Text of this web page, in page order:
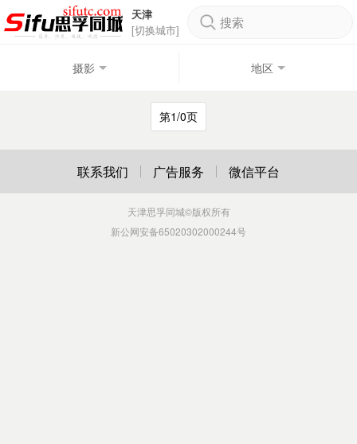
天津
[切换城市]
搜索
摄影 地区
第1/0页
联系我们 广告服务 微信平台
天津思孚同城©版权所有
新公网安备65020302000244号